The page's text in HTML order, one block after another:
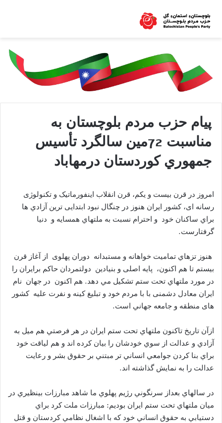
پيام حزب مردم بلوچستان به
مناسبت 72مين سالگرد تأسيس
جمهوري کوردستان درمهاباد
امروز در قرن بيست و يکم، قرن انقلاب اينفورماتيک و تکنولوژی
رسانه ای، كشور ايران هنوز در چنگال نبود ابتدايی ترين آزادي ها
براي ساکنان خود و احترام نسبت به ملتهاي همسايه و دنيا
گرفتارست.
هنوز تزهاي تماميت خواهانه و مستبدانه دوران پهلوی از آغاز قرن
بيستم تا هم اکنون، پايه اصلی و بنيادين دولتمردان حاکم برايران را
در مورد ملتهاي تحت ستم تشكيل مي دهد. هم اکنون در جهان نام
ايران معادل دشمنی با با مردم خود و تبليغ كينه و نفرت عليه کشور
های منطقه و جامعه جهاني است.
ازآن تاريخ تاكنون ملتهاي تحت ستم ايران در هر فرصتي هم ميل به
آزادي و عدالت از سوي خودشان را بيان كرده اند و هم لياقت خود
براي بنا كردن جوامعي انساني تر مبتني بر حقوق بشر و رعايت
عدالت را به نمايش گذاشته اند.
در سالهاي بعداز سرنگوني رژيم پهلوي ما شاهد مبارزات بينظيري در
ميان ملتهاي تحت ستم ايران بوديم: مبارزات ملت كرد براي
دستيابي به حقوق انساني خود كه با اشغال نظامي كردستان و قتل